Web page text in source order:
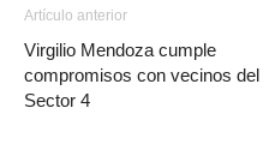
Artículo anterior
Virgilio Mendoza cumple
compromisos con vecinos del
Sector 4